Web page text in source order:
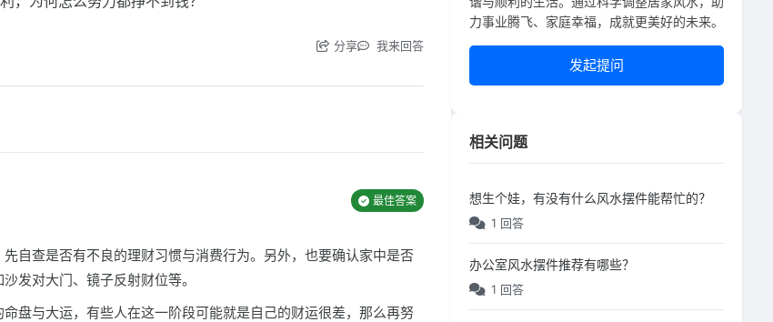
分享 我来回答
最佳答案
自查是否有不良的理财习惯与消费行为。另外，也要确认家中是否
发对大门、镜子反射财位等。
盘与大运，有些人在这一阶段可能就是自己的财运很差，那么再努
力事业腾飞、家庭幸福，成就更美好的未来。
发起提问
相关问题
想生个娃，有没有什么风水摆件能帮忙的？
1 回答
办公室风水摆件推荐有哪些？
1 回答